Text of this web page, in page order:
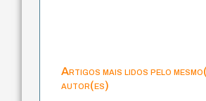
Artigos mais lidos pelo
autor(es)